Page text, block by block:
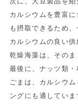
カルシウムを豊富
も摂取できるため
カルシウムの良い
乾燥海藻は、そのま
最後に、ナッツ類
ごまは、カルシウ
ングにも適していま